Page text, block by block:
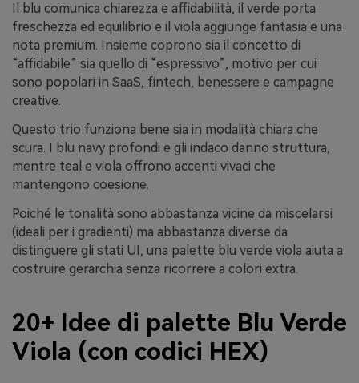
Il blu comunica chiarezza e affidabilità, il verde porta
freschezza ed equilibrio e il viola aggiunge fantasia e una
nota premium. Insieme coprono sia il concetto di
“affidabile” sia quello di “espressivo”, motivo per cui
sono popolari in SaaS, fintech, benessere e campagne
creative.
Questo trio funziona bene sia in modalità chiara che
scura. I blu navy profondi e gli indaco danno struttura,
mentre teal e viola offrono accenti vivaci che
mantengono coesione.
Poiché le tonalità sono abbastanza vicine da miscelarsi
(ideali per i gradienti) ma abbastanza diverse da
distinguere gli stati UI, una palette blu verde viola aiuta a
costruire gerarchia senza ricorrere a colori extra.
20+ Idee di palette Blu Verde
Viola (con codici HEX)